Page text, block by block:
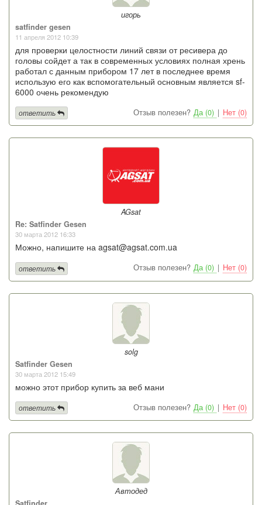
игорь
satfinder gesen
11 апреля 2012 10:39
для проверки целостности линий связи от ресивера до
головы сойдет а так в современных условиях полная хрень
работал с данным прибором 17 лет в последнее время
использую его как вспомогательный основным является sf-
6000 очень рекомендую
Отзыв полезен? Да (0) | Нет (0)
ответить
AGsat
Re: Satfinder Gesen
30 марта 2012 16:33
Можно, напишите на agsat@agsat.com.ua
Отзыв полезен? Да (0) | Нет (0)
ответить
solg
Satfinder Gesen
30 марта 2012 15:49
можно этот прибор купить за веб мани
Отзыв полезен? Да (0) | Нет (0)
ответить
Автодед